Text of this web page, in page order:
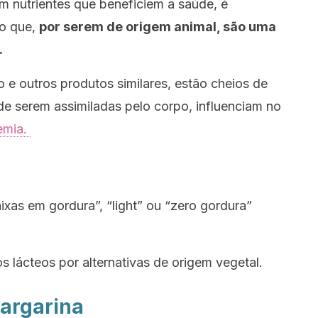
nutrientes que beneficiem a saúde, é
que, por serem de origem animal, são uma
e outros produtos similares, estão cheios de
serem assimiladas pelo corpo, influenciam no
em gordura”, “light” ou “zero gordura”
lácteos por alternativas de origem vegetal.